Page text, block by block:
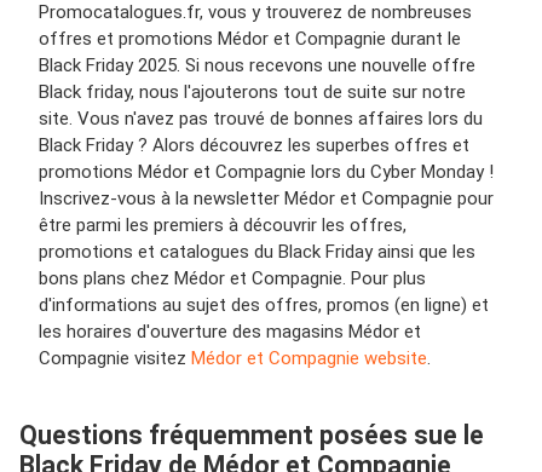
Promocatalogues.fr, vous y trouverez de nombreuses
offres et promotions Médor et Compagnie durant le
Black Friday 2025. Si nous recevons une nouvelle offre
Black friday, nous l'ajouterons tout de suite sur notre
site. Vous n'avez pas trouvé de bonnes affaires lors du
Black Friday ? Alors découvrez les superbes offres et
promotions Médor et Compagnie lors du Cyber Monday !
Inscrivez-vous à la newsletter Médor et Compagnie pour
être parmi les premiers à découvrir les offres,
promotions et catalogues du Black Friday ainsi que les
bons plans chez Médor et Compagnie. Pour plus
d'informations au sujet des offres, promos (en ligne) et
les horaires d'ouverture des magasins Médor et
Compagnie visitez Médor et Compagnie website.
Questions fréquemment posées sue le
Black Friday de Médor et Compagnie